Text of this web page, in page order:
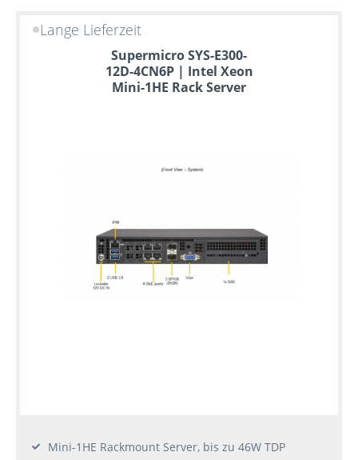
Lange Lieferzeit
Supermicro SYS-E300-
12D-4CN6P | Intel Xeon
Mini-1HE Rack Server
Mini-1HE Rackmount Server, bis zu 46W TDP